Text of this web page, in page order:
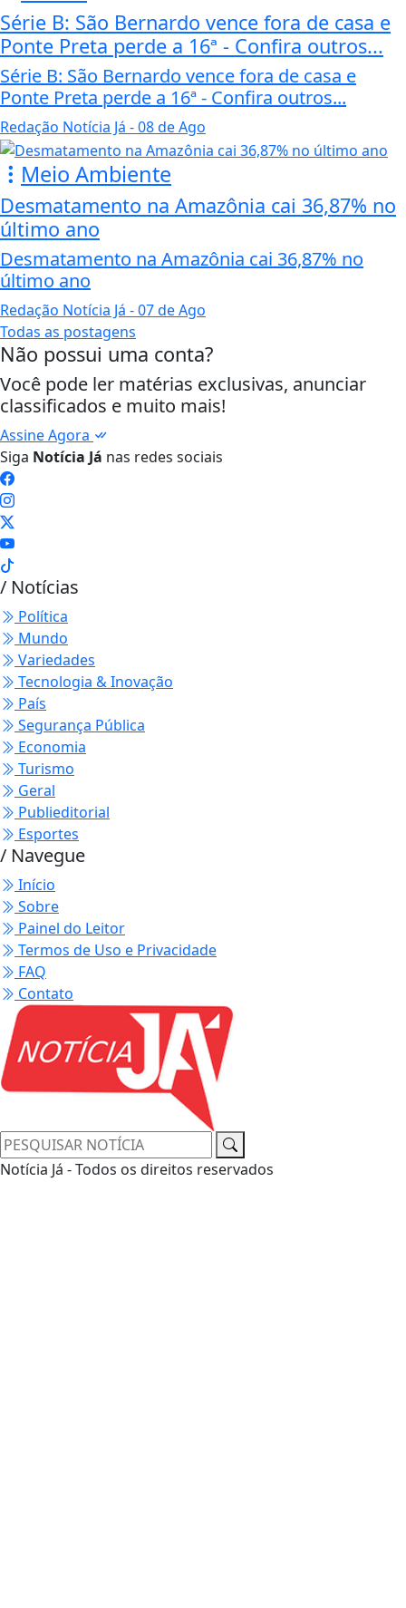
Série B: São Bernardo vence fora de casa e
Ponte Preta perde a 16ª - Confira outros...
Série B: São Bernardo vence fora de casa e
Ponte Preta perde a 16ª - Confira outros...
Redação Notícia Já - 08 de Ago
Meio Ambiente
Desmatamento na Amazônia cai 36,87% no
último ano
Desmatamento na Amazônia cai 36,87% no
último ano
Redação Notícia Já - 07 de Ago
Todas as postagens
Não possui uma conta?
Você pode ler matérias exclusivas, anunciar
classificados e muito mais!
Assine Agora
Siga Notícia Já nas redes sociais
/ Notícias
Política
Mundo
Variedades
Tecnologia & Inovação
País
Segurança Pública
Economia
Turismo
Geral
Publieditorial
Esportes
/ Navegue
Início
Sobre
Painel do Leitor
Termos de Uso e Privacidade
FAQ
Contato
Notícia Já - Todos os direitos reservados